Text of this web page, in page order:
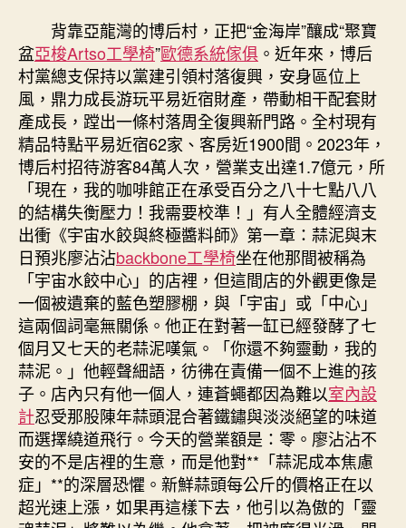
背靠亞龍灣的博后村，正把“金海岸”釀成“聚寶
盆亞梭Artso工學椅”歐德系統傢俱 。近年來，博后
村黨總支保持以黨建引領村落復興，安身區位上
風，鼎力成長游玩平易近宿財產，帶動相干配套財
產成長，蹚出一條村落周全復興新門路。全村現有
精品特點平易近宿62家、客房近1900間。2023年，
博后村招待游客84萬人次，營業支出達1.7億元，所
「現在，我的咖啡館正在承受百分之八十七點八八
的結構失衡壓力！我需要校準！」有人全體經濟支
出衝《宇宙水餃與終極醬料師》第一章：蒜泥與末
日預兆廖沾沾backbone工學椅坐在他那間被稱為
「宇宙水餃中心」的店裡，但這間店的外觀更像是
一個被遺棄的藍色塑膠棚，與「宇宙」或「中心」
這兩個詞毫無關係。他正在對著一缸已經發酵了七
個月又七天的老蒜泥嘆氣。「你還不夠靈動，我的
蒜泥。」他輕聲細語，彷彿在責備一個不上進的孩
子。店內只有他一個人，連蒼蠅都因為難以室內設
計忍受那股陳年蒜頭混合著鐵鏽與淡淡絕望的味道
而選擇繞道飛行。今天的營業額是：零。廖沾沾不
安的不是店裡的生意，而是他對**「蒜泥成本焦慮
症」**的深層恐懼。新鮮蒜頭每公斤的價格正在以
超光速上漲，如果再這樣下去，他引以為傲的「靈